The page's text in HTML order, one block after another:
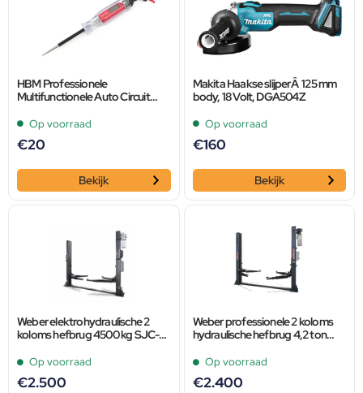
HBM Professionele
Multifunctionele Auto Circuit
Display
Op voorraad
€20
Bekijk
Makita Haakse slijperÂ 125 mm
body, 18 Volt, DGA504Z
Op voorraad
€160
Bekijk
Weber elektrohydraulische 2
koloms hefbrug 4500 kg SJC-
Op voorraad
€2.500
Weber professionele 2 koloms
hydraulische hefbrug 4,2 ton
zwartOp voorraad
€2.400